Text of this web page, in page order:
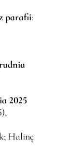
parafii:
2025
Halinę